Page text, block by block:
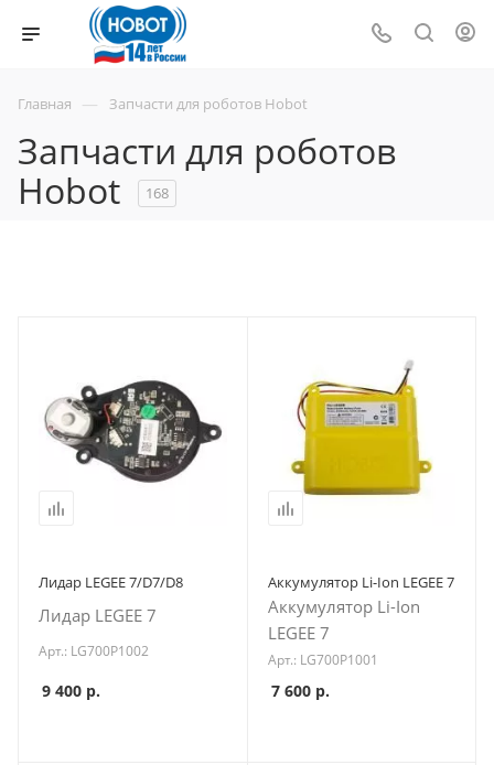
Главная — Запчасти для роботов Hobot
Запчасти для роботов
Hobot
168
Лидар LEGEE 7/D7/D8
Лидар LEGEE 7
Арт.: LG700P1002
9 400 р.
Аккумулятор Li-Ion LEGEE 7
Аккумулятор Li-Ion
LEGEE 7
Арт.: LG700P1001
7 600р.